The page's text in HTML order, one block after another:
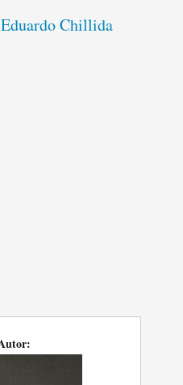
Chillida